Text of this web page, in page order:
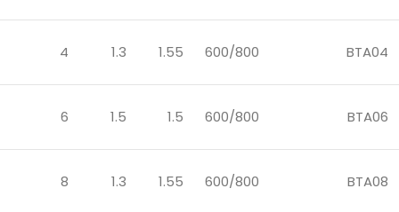
BTA04
600/800
1.55
1.3
4
BTA06
600/800
1.5
1.5
6
BTA08
600/800
1.55
1.3
8